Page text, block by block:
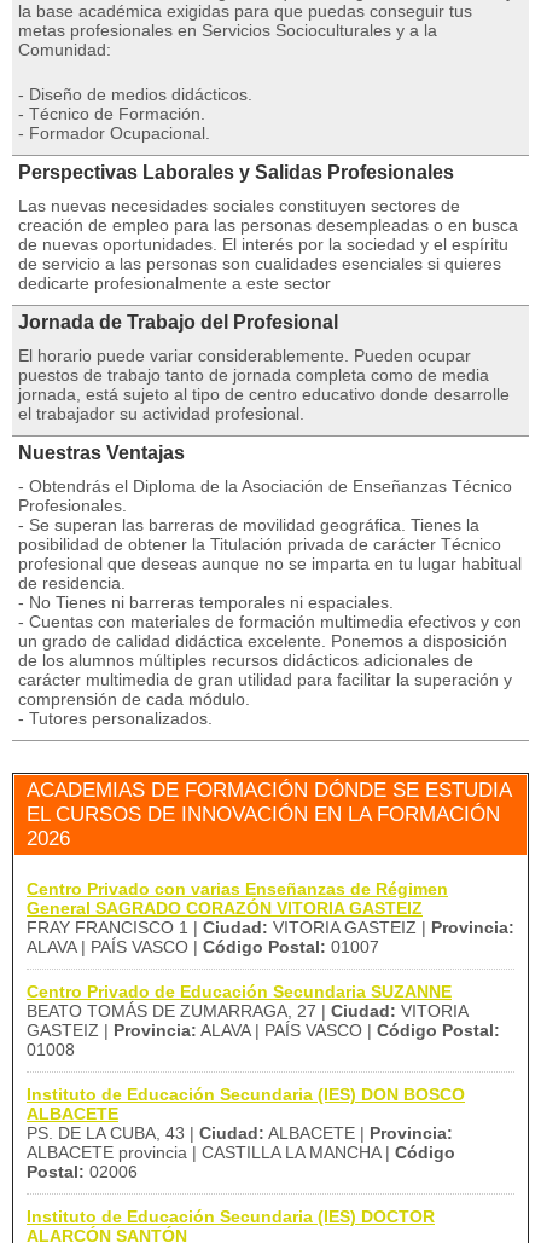
la base académica exigidas para que puedas conseguir tus
metas profesionales en Servicios Socioculturales y a la
Comunidad:
- Diseño de medios didácticos.
- Técnico de Formación.
- Formador Ocupacional.
Perspectivas Laborales y Salidas Profesionales
Las nuevas necesidades sociales constituyen sectores de
creación de empleo para las personas desempleadas o en busca
de nuevas oportunidades. El interés por la sociedad y el espíritu
de servicio a las personas son cualidades esenciales si quieres
dedicarte profesionalmente a este sector
Jornada de Trabajo del Profesional
El horario puede variar considerablemente. Pueden ocupar
puestos de trabajo tanto de jornada completa como de media
jornada, está sujeto al tipo de centro educativo donde desarrolle
el trabajador su actividad profesional.
Nuestras Ventajas
- Obtendrás el Diploma de la Asociación de Enseñanzas Técnico
Profesionales.
- Se superan las barreras de movilidad geográfica. Tienes la
posibilidad de obtener la Titulación privada de carácter Técnico
profesional que deseas aunque no se imparta en tu lugar habitual
de residencia.
- No Tienes ni barreras temporales ni espaciales.
- Cuentas con materiales de formación multimedia efectivos y con
un grado de calidad didáctica excelente. Ponemos a disposición
de los alumnos múltiples recursos didácticos adicionales de
carácter multimedia de gran utilidad para facilitar la superación y
comprensión de cada módulo.
- Tutores personalizados.
ACADEMIAS DE FORMACIÓN DÓNDE SE ESTUDIA
EL CURSOS DE INNOVACIÓN EN LA FORMACIÓN
2026
Centro Privado con varias Enseñanzas de Régimen
General SAGRADO CORAZÓN VITORIA GASTEIZ
FRAY FRANCISCO 1 | Ciudad: VITORIA GASTEIZ | Provincia:
ALAVA | PAÍS VASCO | Código Postal: 01007
Centro Privado de Educación Secundaria SUZANNE
BEATO TOMÁS DE ZUMARRAGA, 27 | Ciudad: VITORIA
GASTEIZ | Provincia: ALAVA | PAÍS VASCO | Código Postal:
01008
Instituto de Educación Secundaria (IES) DON BOSCO
ALBACETE
PS. DE LA CUBA, 43 | Ciudad: ALBACETE | Provincia:
ALBACETE provincia | CASTILLA LA MANCHA | Código
Postal: 02006
Instituto de Educación Secundaria (IES) DOCTOR
ALARCÓN SANTÓN